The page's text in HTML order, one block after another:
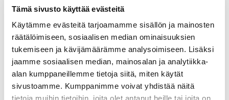
Tämä sivusto käyttää evästeitä
Käytämme evästeitä tarjoamamme sisällön ja mainosten
räätälöimiseen, sosiaalisen median ominaisuuksien
tukemiseen ja kävijämäärämme analysoimiseen. Lisäksi
jaamme sosiaalisen median, mainosalan ja analytiikka-
alan kumppaneillemme tietoja siitä, miten käytät
sivustoamme. Kumppanimme voivat yhdistää näitä
tietoja muihin tietoihin, joita olet antanut heille tai joita on
se hieman elää koska
osallistujamääriä ei etukäteen
tiedetä. Osallistujamäärä oli kyllä
ihan hyvällä tasolla kun
”innokkaimmat” osallistuivat
useampaan sarjaan ja näin
kokonaispelaajamääräksi sarjoissa